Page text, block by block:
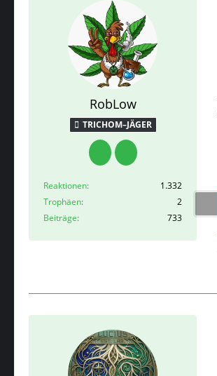
RobLow
TRICHOM–JÄGER
Reaktionen
1.332
Trophäen
2
Beiträge
733